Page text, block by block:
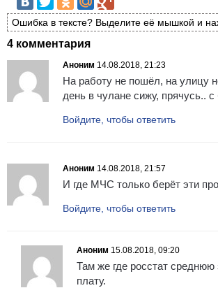
Ошибка в тексте? Выделите её мышкой и
4 комментария
Аноним 14.08.2018, 21:23
На работу не пошёл, на улицу
день в чулане сижу, прячусь..
Войдите, чтобы ответить
Аноним 14.08.2018, 21:57
И где МЧС только берёт эти
Войдите, чтобы ответить
Аноним 15.08.2018, 09:20
Там же где росстат среднюю
плату.